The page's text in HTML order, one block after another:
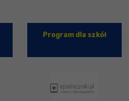
Program dla szkół